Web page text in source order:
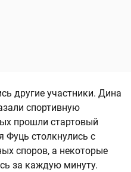
другие участники. Дина
спортивную
прошли стартовый
Фуць столкнулись с
споров, а некоторые
за каждую минуту.